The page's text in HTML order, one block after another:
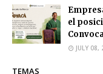
el
JULY 08,
TEMAS